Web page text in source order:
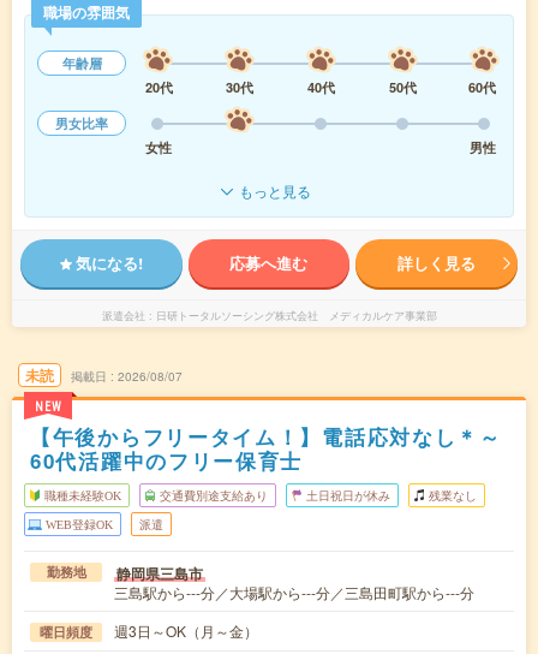
職場の雰囲気
年齢層
20代
30代 40代 50代
60代
男女比率
女性
男性
もっと見る
気になる! 応募へ進む 詳しく見る
派遣会社 日研トータルソーシング株式会社 メディカルケア事業部
未読
NEW
掲載日 2026/08/07
【午後からフリータイム！】電話応対なし＊～
60代活躍中のフリー保育士
職種未経験OK 交通費別途支給あり 土日祝日が休み 残業なし
WEB登録OK 派遣
勤務地 静岡県三島市
三島駅から---分／大場駅から---分／三島田町駅から---分
曜日頻度 週3日～OK（月～金）